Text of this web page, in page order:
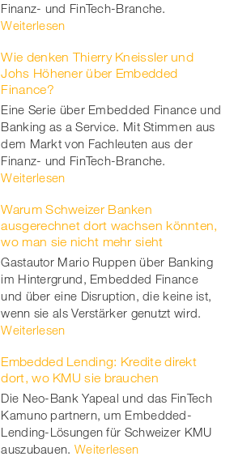
Finanz- und FinTech-Branche.
Weiterlesen
Wie denken Thierry Kneissler und
Johs Höhener über Embedded
Finance?
Eine Serie über Embedded Finance und
Banking as a Service. Mit Stimmen aus
dem Markt von Fachleuten aus der
Finanz- und FinTech-Branche.
Weiterlesen
Warum Schweizer Banken
ausgerechnet dort wachsen könnten,
wo man sie nicht mehr sieht
Gastautor Mario Ruppen über Banking
im Hintergrund, Embedded Finance
und über eine Disruption, die keine ist,
wenn sie als Verstärker genutzt wird.
Weiterlesen
Embedded Lending: Kredite direkt
dort, wo KMU sie brauchen
Die Neo-Bank Yapeal und das FinTech
Kamuno partnern, um Embedded-
Lending-Lösungen für Schweizer KMU
auszubauen. Weiterlesen